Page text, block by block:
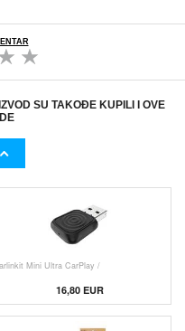
SU TAKOĐE KUPILI I OVE
Apple Lightning Kab
Mini Ultra CarPlay /
16,80 EUR